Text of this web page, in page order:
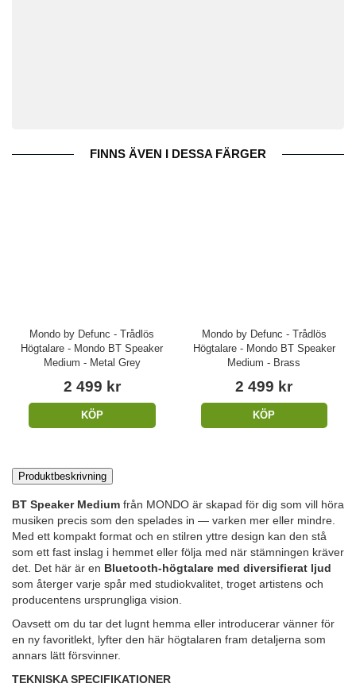
FINNS ÄVEN I DESSA FÄRGER
Mondo by Defunc - Trådlös
Högtalare - Mondo BT Speaker
Medium - Metal Grey
2 499 kr
KÖP
Mondo by Defunc - Trådlös
Högtalare - Mondo BT Speaker
Medium - Brass
2 499 kr
KÖP
Produktbeskrivning
BT Speaker Medium från MONDO är skapad för dig som vill höra
musiken precis som den spelades in — varken mer eller mindre.
Med ett kompakt format och en stilren yttre design kan den stå
som ett fast inslag i hemmet eller följa med när stämningen kräver
det. Det här är en Bluetooth-högtalare med diversifierat ljud
som återger varje spår med studiokvalitet, troget artistens och
producentens ursprungliga vision.
Oavsett om du tar det lugnt hemma eller introducerar vänner för
en ny favoritlekt, lyfter den här högtalaren fram detaljerna som
annars lätt försvinner.
TEKNISKA SPECIFIKATIONER